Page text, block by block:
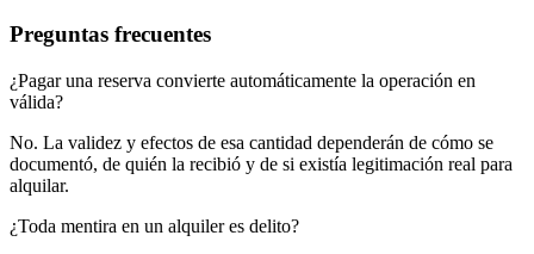
Preguntas frecuentes
¿Pagar una reserva convierte automáticamente la operación en
válida?
No. La validez y efectos de esa cantidad dependerán de cómo se
documentó, de quién la recibió y de si existía legitimación real para
alquilar.
¿Toda mentira en un alquiler es delito?